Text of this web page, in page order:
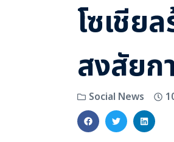
โซเชีย
สงสัยก
Social News